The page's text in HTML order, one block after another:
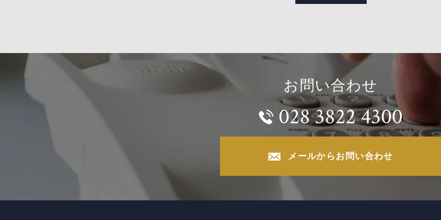
お問い合わせ
028 3822 4300
メールからお問い合わせ